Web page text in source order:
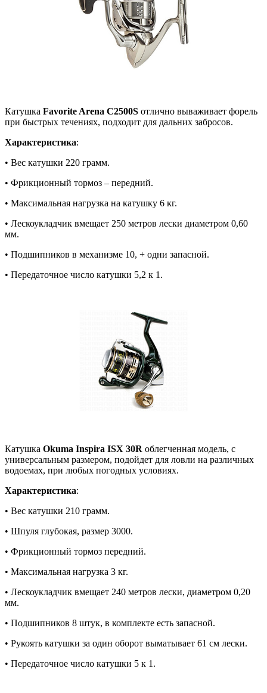
Катушка Favorite Arena C2500S отлично вываживает форель
при быстрых течениях, подходит для дальних забросов.
Характеристика:
• Вес катушки 220 грамм.
• Фрикционный тормоз – передний.
• Максимальная нагрузка на катушку 6 кг.
• Лескоукладчик вмещает 250 метров лески диаметром 0,60
мм.
• Подшипников в механизме 10, + одни запасной.
• Передаточное число катушки 5,2 к 1.
Катушка Okuma Inspira ISX 30R облегченная модель, с
универсальным размером, подойдет для ловли на различных
водоемах, при любых погодных условиях.
Характеристика:
• Вес катушки 210 грамм.
• Шпуля глубокая, размер 3000.
• Фрикционный тормоз передний.
• Максимальная нагрузка 3 кг.
• Лескоукладчик вмещает 240 метров лески, диаметром 0,20
мм.
• Подшипников 8 штук, в комплекте есть запасной.
• Рукоять катушки за один оборот выматывает 61 см лески.
• Передаточное число катушки 5 к 1.